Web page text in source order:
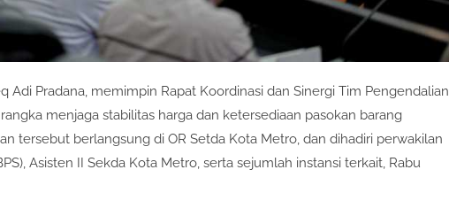
Adi Pradana, memimpin Rapat Koordinasi dan Sinergi Tim Pengendalian
menjaga stabilitas harga dan ketersediaan pasokan barang
tersebut berlangsung di OR Setda Kota Metro, dan dihadiri perwakilan
Asisten II Sekda Kota Metro, serta sejumlah instansi terkait, Rabu